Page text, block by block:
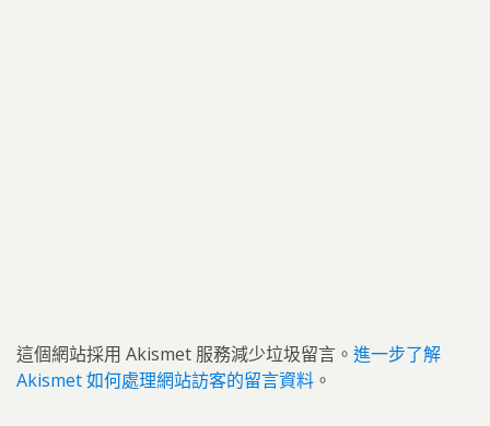
這個網站採用 Akismet 服務減少垃圾留言。 進一步了解
Akismet 如何處理網站訪客的留言資料 。